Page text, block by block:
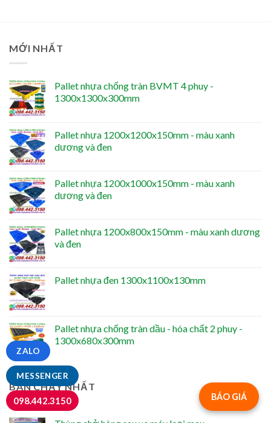
MỚI NHẤT
Pallet nhựa chống tràn BVMT 4 phuy -
1300x1300x300mm
Pallet nhựa 1200x1200x150mm - màu xanh
dương và đen
Pallet nhựa 1200x1000x150mm - màu xanh
dương và đen
Pallet nhựa 1200x800x150mm - màu xanh dương
và đen
Pallet nhựa đen 1300x1100x130mm
Pallet nhựa chống tràn dầu - hóa chất 2 phuy -
1300x680x300mm
BÁN CHẠY NHẤT
BÁO GIÁ
MESSENGER
ZALO
098.442.3150